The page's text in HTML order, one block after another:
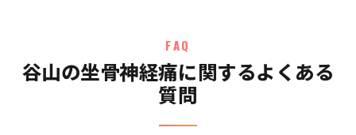
FAQ
谷山の坐骨神経痛に関するよくある
質問